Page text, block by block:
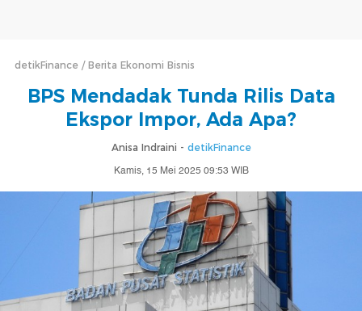
detikFinance Berita Ekonomi Bisnis
BPS Mendadak Tunda Rilis Data
Ekspor Impor, Ada Apa?
Anisa Indraini - detikFinance
Kamis, 15 Mei 2025 09:53 WIB